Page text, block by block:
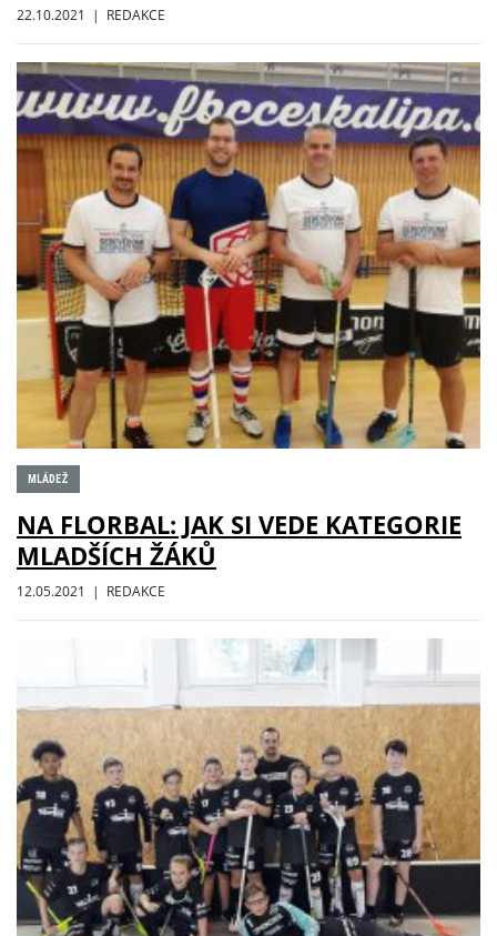
22.10.2021 | REDAKCE
MLÁDEŽ
NA FLORBAL: JAK SI VEDE KATEGORIE
MLADŠÍCH ŽÁKŮ
12.05.2021 | REDAKCE